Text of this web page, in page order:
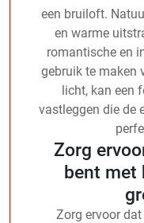
een bruiloft.
en warme
romantische en
gebruik te maken
licht, kan een
vastleggen die de
Zorg
bent met
Zorg ervoor